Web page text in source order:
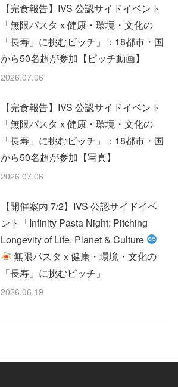
【完食報告】IVS 公認サイドイベント
「無限パスタｘ健康・環境・文化の
「長寿」に挑むピッチ」：18都市・国
から50名超が参加【ピッチ動画】
2026.07.06
【完食報告】IVS 公認サイドイベント
「無限パスタｘ健康・環境・文化の
「長寿」に挑むピッチ」：18都市・国
から50名超が参加【写真】
2026.07.06
【開催案内 7/2】IVS 公認サイドイベ
ント「Infinity Pasta Night: Pitching
Longevity of Life, Planet & Culture
無限パスタｘ健康・環境・文化の
「長寿」に挑むピッチ」
2026.06.19